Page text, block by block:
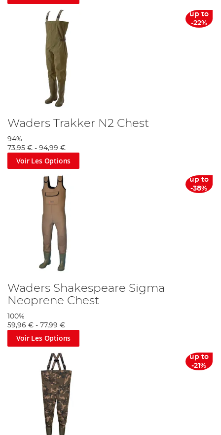
maximal. Après, il est préférable de choisir des waders
, c’est-à-dire des waders sans botte, mais juste
avec des chaussettes néoprènes au pied, surtout si vous
pensez utiliser des palmes. Si vous pratiquez la pêche en
float tube, nous vous conseillons d’utiliser des waders avec
bottes injectées (PVC ou PU). Commandez dès maintenant
et profitez de notre livraison rapide et fiable, ainsi que de
notre service clientèle amical et professionnel.
Grandes marques connues pour leurs waders et bottes
Vass Fox
ces marques sont stockées, ici, chez Angling Direct.
up to
-22%
Waders Trakker N2 Chest
94%
73,95 € - 94,99 €
Voir Les Options
up to
-38%
Waders Shakespeare Sigma
Neoprene Chest
100%
59,96 € - 77,99 €
Voir Les Options
up to
-21%